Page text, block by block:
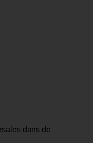
dans de